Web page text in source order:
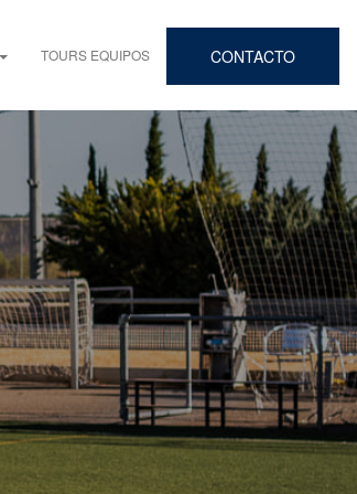
TOURS EQUIPOS CONTACTO